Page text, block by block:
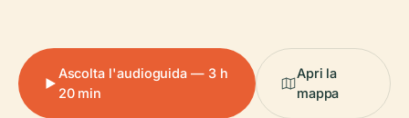
Ascolta l'audioguida — 3 h
20 min
Apri la
mappa